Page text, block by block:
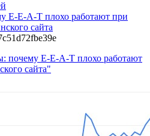
E-E-A-T плохо работают при
сайта
почему E-E-A-T плохо работают
сайта"